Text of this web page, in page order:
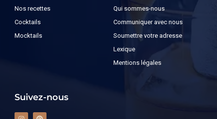
Nos recettes
Cocktails
Mocktails
Qui sommes-nous
Communiquer avec nous
Soumettre votre adresse
Lexique
Mentions légales
Suivez-nous